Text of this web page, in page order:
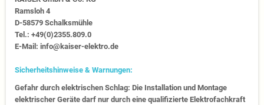
Ramsloh 4
D-58579 Schalksmühle
Tel.: +49(0)2355.809.0
E-Mail: info@kaiser-elektro.de
Sicherheitshinweise & Warnungen:
Gefahr durch elektrischen Schlag: Die Installation und Montage
elektrischer Geräte darf nur durch eine qualifizierte Elektrofachkraft